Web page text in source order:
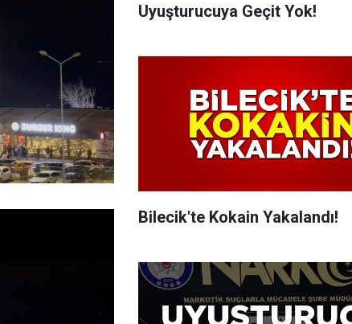
Uyuşturucuya Geçit Yok!
Bilecik'te Kokain Yakalandı!